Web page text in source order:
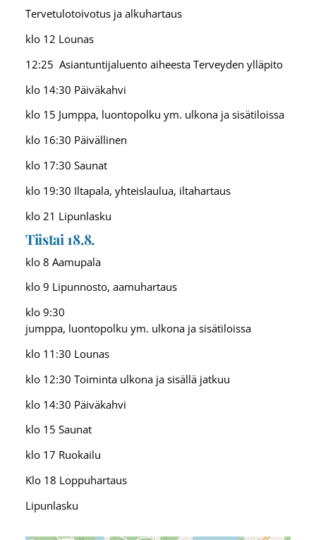
Tervetulotoivotus ja alkuhartaus
klo 12 Lounas
12:25 Asiantuntijaluento aiheesta Terveyden ylläpito
klo 14:30 Päiväkahvi
klo 15 Jumppa, luontopolku ym. ulkona ja sisätiloissa
klo 16:30 Päivällinen
klo 17:30 Saunat
klo 19:30 Iltapala, yhteislaulua, iltahartaus
klo 21 Lipunlasku
Tiistai 18.8.
klo 8 Aamupala
klo 9 Lipunnosto, aamuhartaus
klo 9:30
jumppa, luontopolku ym. ulkona ja sisätiloissa
klo 11:30 Lounas
klo 12:30 Toiminta ulkona ja sisällä jatkuu
klo 14:30 Päiväkahvi
klo 15 Saunat
klo 17 Ruokailu
Klo 18 Loppuhartaus
Lipunlasku